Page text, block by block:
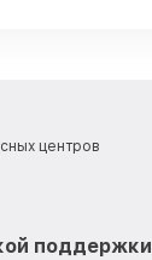
центров
поддержки